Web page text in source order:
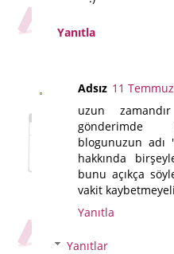
Yanıtla
Adsız 11
uzun
gönderimde
blogunuzun adı
hakkında
bunu açıkça
vakit
Yanıtla
Yanıtlar